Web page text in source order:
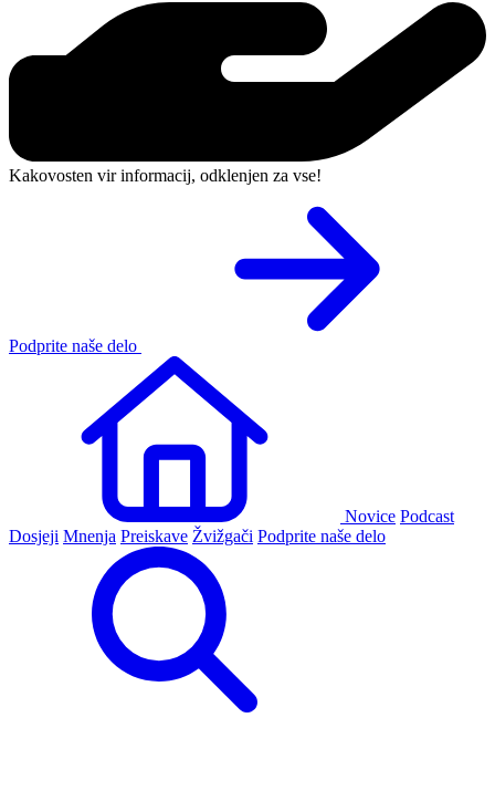
Kakovosten vir informacij, odklenjen za vse!
Podprite naše delo
Novice Podcast
Dosjeji Mnenja Preiskave Žvižgači Podprite naše delo